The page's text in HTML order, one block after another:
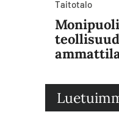
Taitotalo